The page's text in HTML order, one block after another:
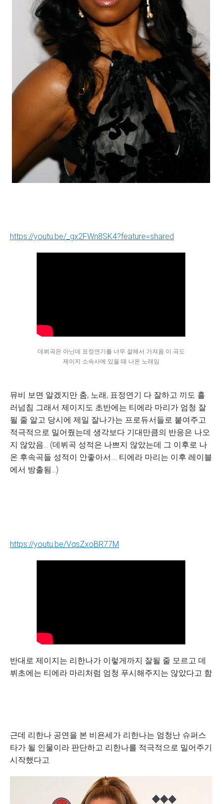
https://youtu.be/_gx2FWn8SK4?feature=shared
데뷔곡은 아닌데 표정연기를 너무 잘해서 가져옴 이 곡도
제이지 소속사에 있을 때 나온 노래임
뮤비 보면 알겠지만 춤, 노래, 표정연기 다 잘하고 끼도 흘
러넘침 그래서 제이지도 초반에는 티에라 마리가 엄청 잘
될 줄 알고 당시에 제일 잘나가는 프로듀서들로 붙여주고
적극적으로 밀어줬는데 생각보다 기대만큼의 반응은 나오
지 않았음... (데뷔곡 성적은 나쁘지 않았는데 그 이후로 나
온 후속곡들 성적이 안좋아서.... 티에라 마리는 이후 레이블
에서 방출됨...)
https://youtu.be/VqsZxoBR77M
반대로 제이지는 리한나가 이렇게까지 잘될 줄 모르고 데
뷔초에는 티에라 마리처럼 엄청 푸시해주지는 않았다고 함
근데 리한나 공연을 본 비욘세가 리한나는 엄청난 슈퍼스
타가 될 인물이라 판단하고 리한나를 적극적으로 밀어주기
시작했다고